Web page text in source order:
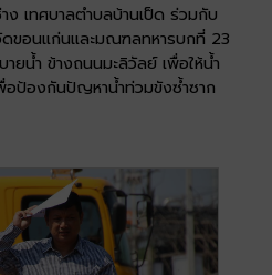
เทศบาลตำบลบ้านเป็ด ร่วมกับ
ขอนแก่นและมณฑลทหารบกที่ 23
ยน้ำ ข้างถนนมะลิวัลย์ เพื่อให้น้ำ
อป้องกันปัญหาน้ำท่วมขังซ้ำซาก